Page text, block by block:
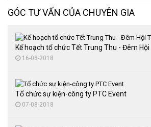
GÓC TƯ VẤN CỦA CHUYÊN GIA
Kế hoạch tổ chức Tết Trung Thu - Đêm
16-08-2018
Tổ chức sự kiện-công ty PTC Event
07-08-2018